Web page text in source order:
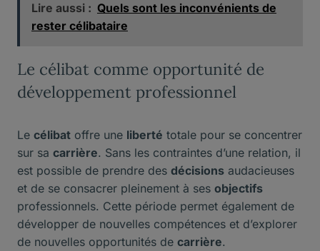
Lire aussi : Quels sont les inconvénients de
rester célibataire
Le célibat comme opportunité de
développement professionnel
Le célibat offre une liberté totale pour se concentrer
sur sa carrière. Sans les contraintes d’une relation, il
est possible de prendre des décisions audacieuses
et de se consacrer pleinement à ses objectifs
professionnels. Cette période permet également de
développer de nouvelles compétences et d’explorer
de nouvelles opportunités de carrière.